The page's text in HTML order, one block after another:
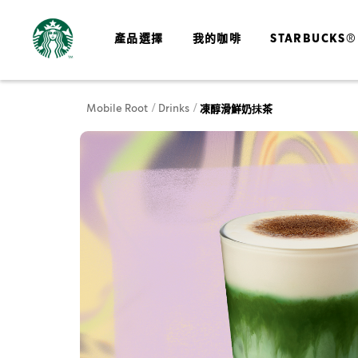
產品選擇 我的咖啡
Mobile Root Drinks 凍醇滑鮮奶抺茶